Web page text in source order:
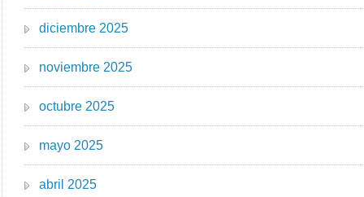
diciembre 2025
noviembre 2025
octubre 2025
mayo 2025
abril 2025